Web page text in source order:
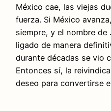
México cae, las viejas
fuerza. Si México
siempre, y el nombre de
ligado de manera
durante décadas se vio
Entonces sí, la
deseo para convertirse